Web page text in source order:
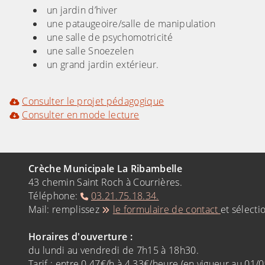
un jardin d’hiver
une pataugeoire/salle de manipulation
une salle de psychomotricité
une salle Snoezelen
un grand jardin extérieur.
Consulter le projet pédagogique
Consulter en mode lecture
Crèche Municipale La Ribambelle
43 chemin Saint Roch à Courrières.
Téléphone:
03.21.75.18.34.
Mail: remplissez
le formulaire de contact et
Horaires d'ouverture :
du lundi au vendredi de 7h15 à 18h30.